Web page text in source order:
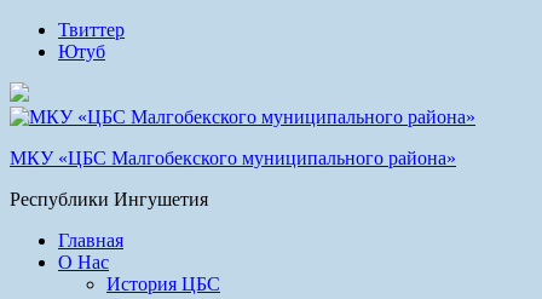
Твиттер
Ютуб
МКУ «ЦБС Малгобекского муниципального района»
Республики Ингушетия
Главная
О Нас
История ЦБС